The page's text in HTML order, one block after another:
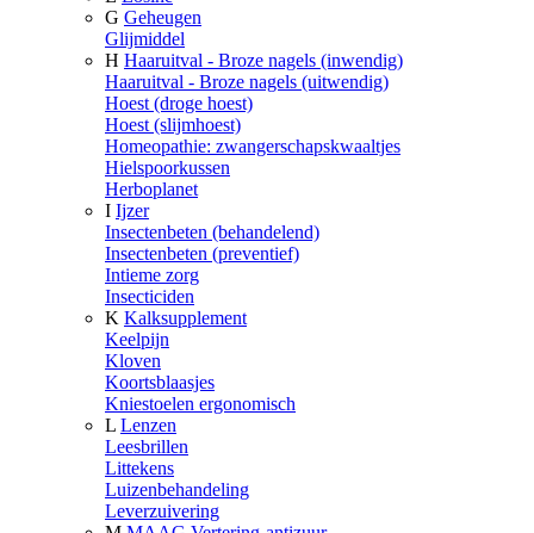
G Geheugen
Glijmiddel
H Haaruitval - Broze nagels (inwendig)
Haaruitval - Broze nagels (uitwendig)
Hoest (droge hoest)
Hoest (slijmhoest)
Homeopathie: zwangerschapskwaaltjes
Hielspoorkussen
Herboplanet
I Ijzer
Insectenbeten (behandelend)
Insectenbeten (preventief)
Intieme zorg
Insecticiden
K Kalksupplement
Keelpijn
Kloven
Koortsblaasjes
Kniestoelen ergonomisch
L Lenzen
Leesbrillen
Littekens
Luizenbehandeling
Leverzuivering